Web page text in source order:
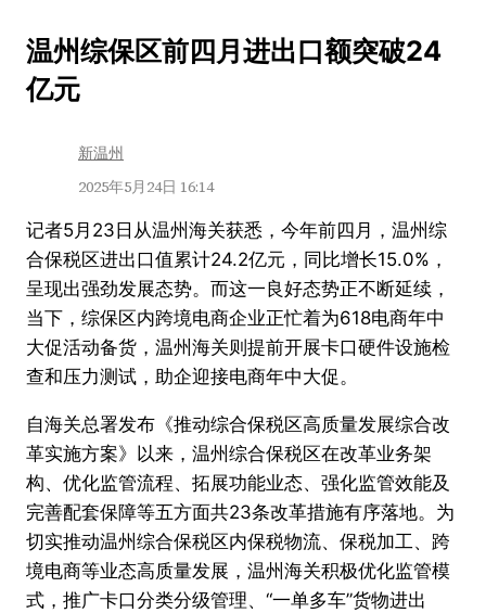
温州综保区前四月进出口额突破24
亿元
新温州
2025年5月24日 16:14
记者5月23日从温州海关获悉，今年前四月，温州综
合保税区进出口值累计24.2亿元，同比增长15.0%，
呈现出强劲发展态势。而这一良好态势正不断延续，
当下，综保区内跨境电商企业正忙着为618电商年中
大促活动备货，温州海关则提前开展卡口硬件设施检
查和压力测试，助企迎接电商年中大促。
自海关总署发布《推动综合保税区高质量发展综合改
革实施方案》以来，温州综合保税区在改革业务架
构、优化监管流程、拓展功能业态、强化监管效能及
完善配套保障等五方面共23条改革措施有序落地。为
切实推动温州综合保税区内保税物流、保税加工、跨
境电商等业态高质量发展，温州海关积极优化监管模
式，推广卡口分类分级管理、“一单多车”货物进出